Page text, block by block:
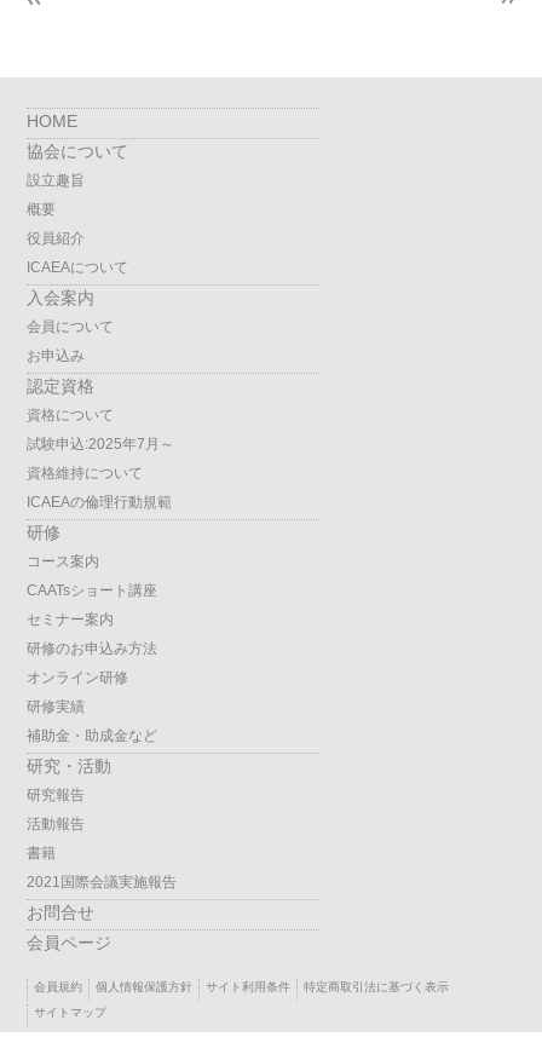
HOME
協会について
設立趣旨
概要
役員紹介
ICAEAについて
入会案内
会員について
お申込み
認定資格
資格について
試験申込:2025年7月～
資格維持について
ICAEAの倫理行動規範
研修
コース案内
CAATsショート講座
セミナー案内
研修のお申込み方法
オンライン研修
研修実績
補助金・助成金など
研究・活動
研究報告
活動報告
書籍
2021国際会議実施報告
お問合せ
会員ページ
会員規約 個人情報保護方針 サイト利用条件
特定商取引法に基づく表示
サイトマップ